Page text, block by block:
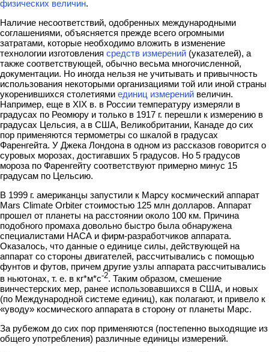
физических величин.
Наличие несоответствий, одобренных международными
соглашениями, объяс­няется прежде всего огромными
затратами, которые необходимо вложить в изме­нение
технологии изготовления средств измерений (указателей), а
также соответ­ствующей, обычно весьма многочисленной,
документации. Но иногда нельзя не учитывать и привычность
использования некоторыми организациями той или иной страны
укоренившихся столетиями единиц измерений величин.
Например, еще в XIX в. в России температуру измеряли в
градусах по Реомюру и только в 1917 г. перешли к измерению в
градусах Цельсия, а в США, Великобритании, Канаде до сих
пор применяются термометры со шкалой в градусах
Фаренгейта. У Джека Лондона в одном из рассказов говорится о
суровых морозах, достигав­ших 5 градусов. Но 5 градусов
мороза по Фаренгейту соответствуют примерно минус 15
градусам по Цельсию.
В 1999 г. американцы запустили к Марсу космический аппарат
Mars Climate Orbiter стоимостью 125 млн долларов. Аппарат
прошел от планеты на расстоянии около 100 км. Причина
подобного промаха довольно быстро была обнаружена
специалистами НАСА и фирм-разработчиков аппарата.
Оказалось, что данные о единице силы, действующей на
аппарат со стороны двигателей, рассчитывались с помощью
фунтов и футов, причем другие узлы аппарата рас­считывались
в ньютонах, т. е. в кг*м*с-2. Таким образом, смешение
винчестерс­ких мер, ранее использовавшихся в США, и новых
(по Международной системе единиц), как полагают, и привело к
«уводу» космического аппарата в сторону от планеты Марс.
За рубежом до сих пор применяются (постепенно выходящие из
общего употребления) различные единицы измерений.